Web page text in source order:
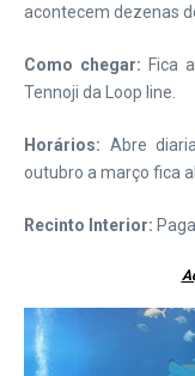
acontecem dezenas
Como chegar: Fica
Tennoji da Loop line.
Horários: Abre
outubro a março fica
Recinto Interior: